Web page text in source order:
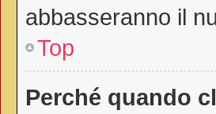
abbasseranno il
Top
Perché quando